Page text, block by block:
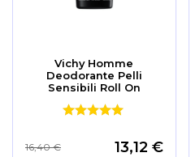
Vichy Homme
Deodorante Pelli
Sensibili Roll On
13,12 €
16,40 €